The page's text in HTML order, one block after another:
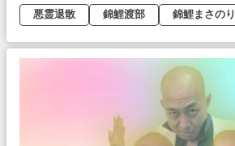
悪霊退散
錦鯉渡部 錦鯉まさのり